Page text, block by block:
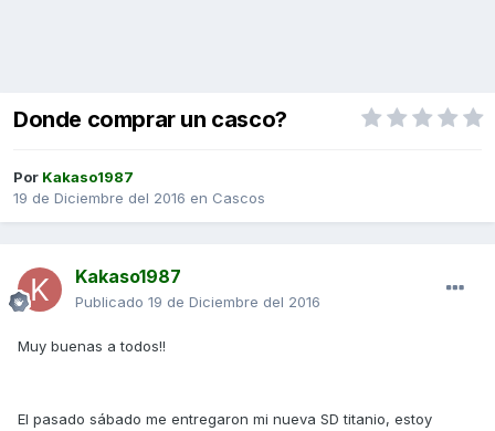
Donde comprar un casco?
Por Kakaso1987
19 de Diciembre del 2016 en Cascos
Kakaso1987
Publicado 19 de Diciembre del 2016
Muy buenas a todos!!
El pasado sábado me entregaron mi nueva SD titanio, estoy